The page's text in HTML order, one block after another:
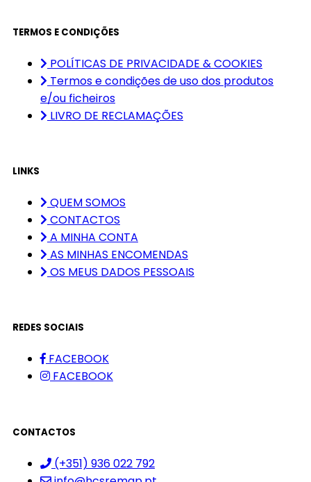
TERMOS E CONDIÇÕES
POLÍTICAS DE PRIVACIDADE & COOKIES
Termos e condições de uso dos produtos
e/ou ficheiros
LIVRO DE RECLAMAÇÕES
LINKS
QUEM SOMOS
CONTACTOS
A MINHA CONTA
AS MINHAS ENCOMENDAS
OS MEUS DADOS PESSOAIS
REDES SOCIAIS
FACEBOOK
FACEBOOK
CONTACTOS
(+351) 936 022 792